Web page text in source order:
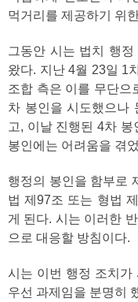
먹거리를 제공하기 위
그동안 시는 법치 행
왔다. 지난 4월 23일 1
조합 측은 이를 무단으
차 봉인을 시도했으나
고, 이날 진행된 4차
봉인에는 어려움을 겪
행정의 봉인을 함부로
법 제97조 또는 형법
게 된다. 시는 이러한
으로 대응할 방침이다.
시는 이번 행정 조치가
우선 과제임을 분명히